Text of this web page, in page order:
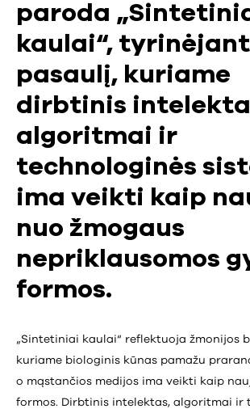
paroda
kaulai“,
pasaulį, kuriame
dirbtinis
algoritmai ir
technologinės
ima veikti kaip
nuo žmogaus
nepriklausomos
formos.
„Sintetiniai kaulai“ reflektuoja žmonijos
kuriame biologinis kūnas pamažu
o mąstančios medijos ima veikti kaip
formos. Dirbtinis intelektas, algoritmai ir